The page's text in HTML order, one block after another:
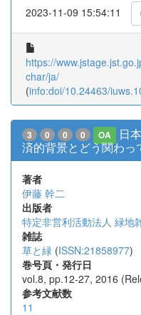
2023-11-09 15:54:11
https://
char/ja/
(info:doi/10.24463/
3 0 0 0 OA
日
済的背景とどう関わっ
著者
伊藤 幹二
出版者
特定非営利活動法人 緑地
雑誌
草と緑 (ISSN:21858977)
巻号頁・発行日
vol.8, pp.12-27, 2016
参考文献数
11